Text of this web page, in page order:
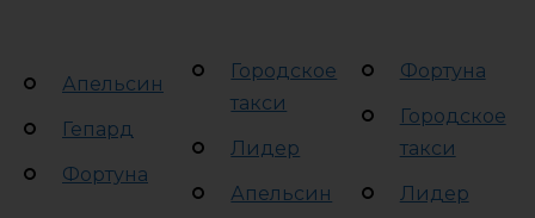
Апельсин
Гепард
Фортуна
Городское
такси
Лидер
Апельсин
Фортуна
Городское
такси
Лидер